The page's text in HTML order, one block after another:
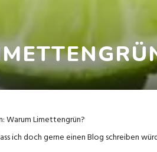
Warum Limettengrün?
ich doch gerne einen Blog schreiben